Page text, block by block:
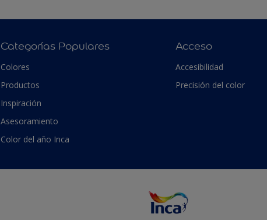
Categorías Populares
Colores
Productos
Inspiración
Asesoramiento
Color del año Inca
Acceso
Accesibilidad
Precisión del color